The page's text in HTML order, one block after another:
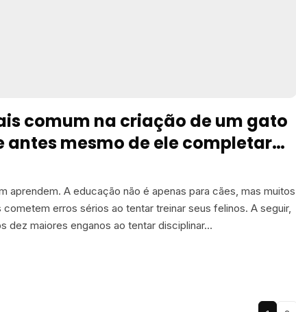
comum na criação de um gato
antes mesmo de ele completar
aprendem. A educação não é apenas para cães, mas muitos
erros sérios ao tentar treinar seus felinos. A seguir,
dez maiores enganos ao tentar disciplinar…